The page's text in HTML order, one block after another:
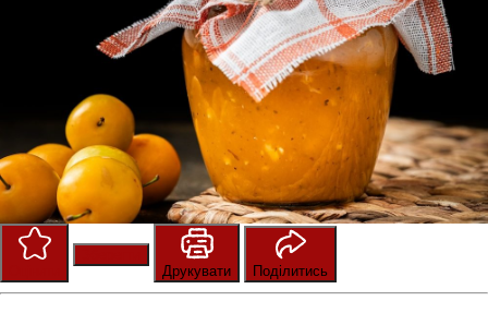
Друкувати
Поділитись